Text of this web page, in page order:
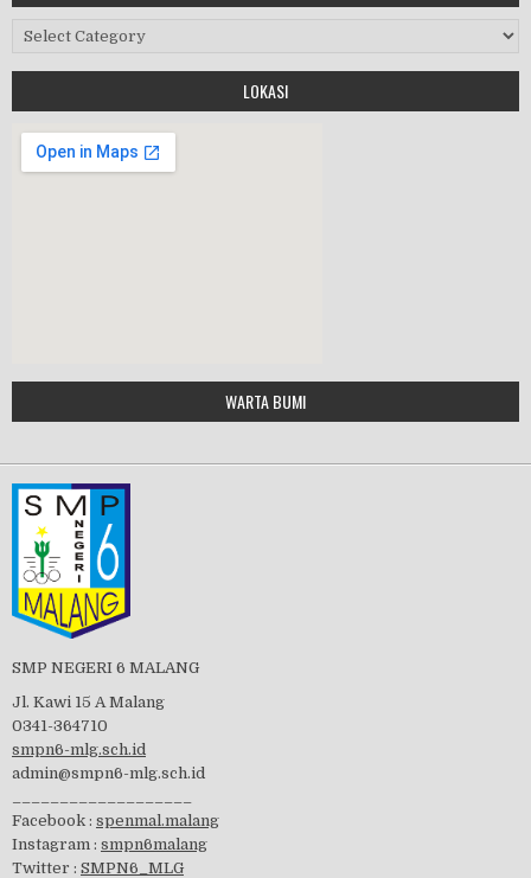
HALAL BIHALAL
Tes Matrikulasi 2019
visitasi PPK 2019
Kategori
LOKASI
Google Maps Generator by
embedgooglemap.net
WARTA BUMI
SMP NEGERI 6 MALANG
Jl. Kawi 15 A Malang
0341-364710
smpn6-mlg.sch.id
admin@smpn6-mlg.sch.id
Facebook : spenmal.malang
Instagram : smpn6malang
Twitter : SMPN6_MLG